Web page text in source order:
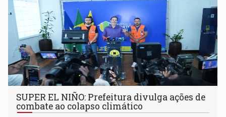
SUPER EL NIÑO: Prefeitura divulga ações de
combate ao colapso climático